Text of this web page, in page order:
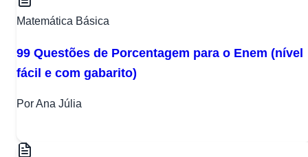
Matemática Básica
99 Questões de Porcentagem para o Enem (nível
fácil e com gabarito)
Por Ana Júlia